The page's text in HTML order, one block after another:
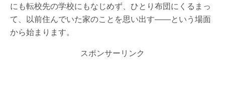
にも転校先の学校にもなじめず、ひとり布団にくるまっ
て、以前住んでいた家のことを思い出す――という場面
から始まります。
スポンサーリンク